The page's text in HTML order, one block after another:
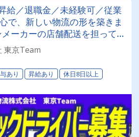
給／退職金／未経験可／従業
で、新しい物流の形を築きま
ーカーの店舗配送を担ってお
東京Team
あり 昇給あり 休日8日以上